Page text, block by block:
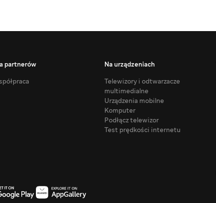
partnerów
Na urządzeniach
Telewizory i odtwarzacze
multimedialne
Urządzenia mobilne
Komputer
Podłącz telewizor
Test prędkości internetu